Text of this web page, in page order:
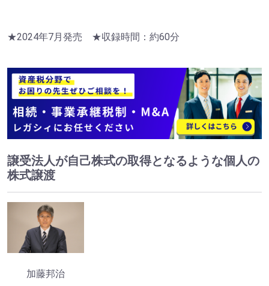
★2024年7月発売 ★収録時間：約60分
譲受法人が自己株式の取得となるような個人の
株式譲渡
加藤邦治